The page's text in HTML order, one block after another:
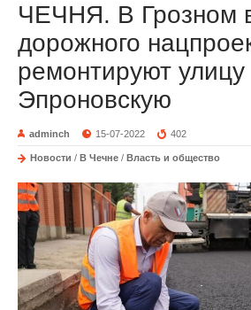
ЧЕЧНЯ. В Грозном
дорожного
ремонтируют улицу
Эпроновскую
adminch 15-07-2022 402
Новости / В Чечне / Власть и общество